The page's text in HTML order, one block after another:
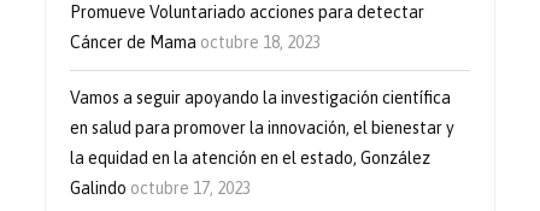
Promueve Voluntariado acciones para detectar
Cáncer de Mama octubre 18, 2023
Vamos a seguir apoyando la investigación científica
en salud para promover la innovación, el bienestar y
la equidad en la atención en el estado, González
Galindo octubre 17, 2023